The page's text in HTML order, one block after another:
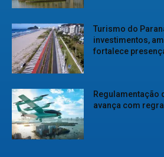
Turismo do
investimentos,
fortalece
Regulamentação
avança com